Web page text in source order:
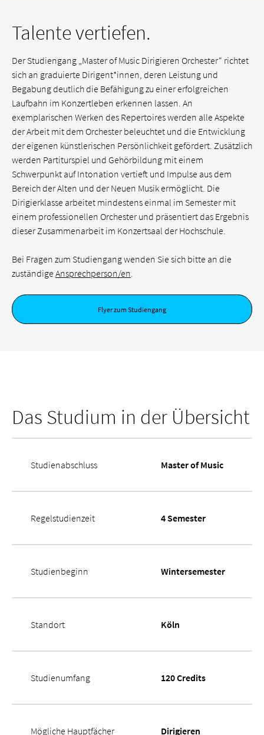
Talente vertiefen.
Der Studiengang „Master of Music Dirigieren Orchester“ richtet
sich an graduierte Dirigent*innen, deren Leistung und
Begabung deutlich die Befähigung zu einer erfolgreichen
Laufbahn im Konzertleben erkennen lassen. An
exemplarischen Werken des Repertoires werden alle Aspekte
der Arbeit mit dem Orchester beleuchtet und die Entwicklung
der eigenen künstlerischen Persönlichkeit gefördert. Zusätzlich
werden Partiturspiel und Gehör­bildung mit einem
Schwerpunkt auf Intonation vertieft und Impulse aus dem
Bereich der Alten und der Neuen Musik ermöglicht. Die
Dirigierklasse arbeitet mindestens einmal im Semester mit
einem professionellen Orchester und präsentiert das Ergebnis
dieser Zusammen­arbeit im Konzertsaal der Hochschule.
Bei Fragen zum Studiengang wenden Sie sich bitte an die
zuständigeAnsprechperson/en.
Flyer zum Studiengang
Das Studium in der Übersicht
Studienabschluss Master of Music
Regelstudienzeit 4 Semester
Studienbeginn Wintersemester
Standort Köln
Studienumfang 120 Credits
Mögliche Hauptfächer Dirigieren